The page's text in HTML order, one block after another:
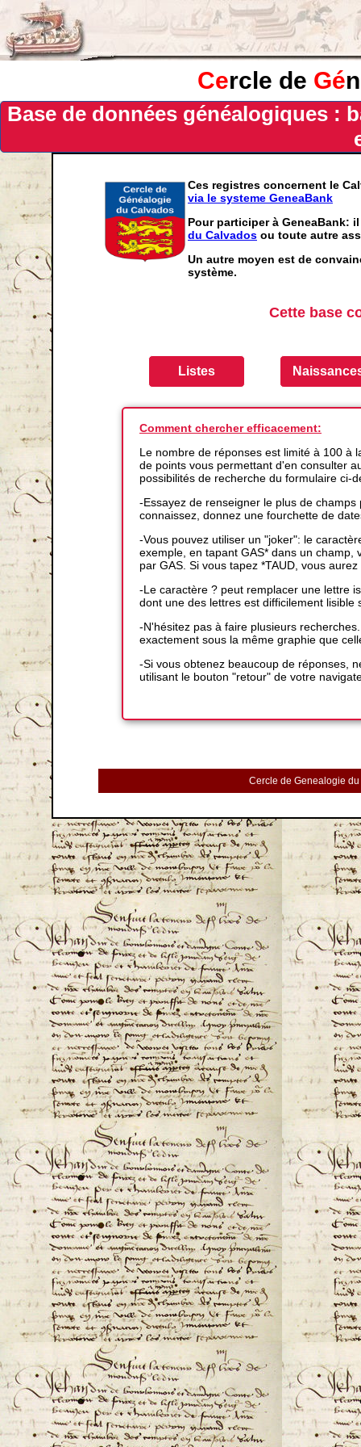
Cercle de Gé
Base de données généalogiques :
Ces registres concernent le
via le systeme GeneaBank
Pour participer à GeneaBank:
du Calvados ou toute autre
Un autre moyen est de
système.
Cette base
Comment chercher efficacement:
Le nombre de réponses est limité à 100 à
de points vous permettant d'en consulter
possibilités de recherche du formulaire ci-
-Essayez de renseigner le plus de
connaissez, donnez une fourchette de
-Vous pouvez utiliser un "joker": le
exemple, en tapant GAS* dans un
par GAS. Si vous tapez *TAUD, vous
-Le caractère ? peut remplacer une lettre
dont une des lettres est difficilement lisible
-N'hésitez pas à faire plusieurs
exactement sous la même graphie que
-Si vous obtenez beaucoup de réponses,
utilisant le bouton "retour" de votre
Cercle de Genealogie